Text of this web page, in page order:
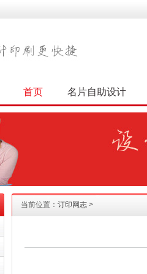
首页 名片自助设计
当前位置： 订印网志 >